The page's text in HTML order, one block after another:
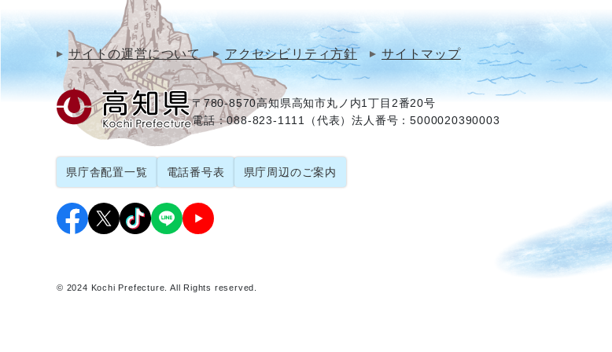
サイトの運営について アクセシビリティ方針 サイトマップ
〒780-8570高知県高知市丸ノ内1丁目2番20号
電話：088-823-1111（代表）法人番号：5000020390003
県庁舎配置一覧 電話番号表 県庁周辺のご案内
© 2024 Kochi Prefecture. All Rights reserved.